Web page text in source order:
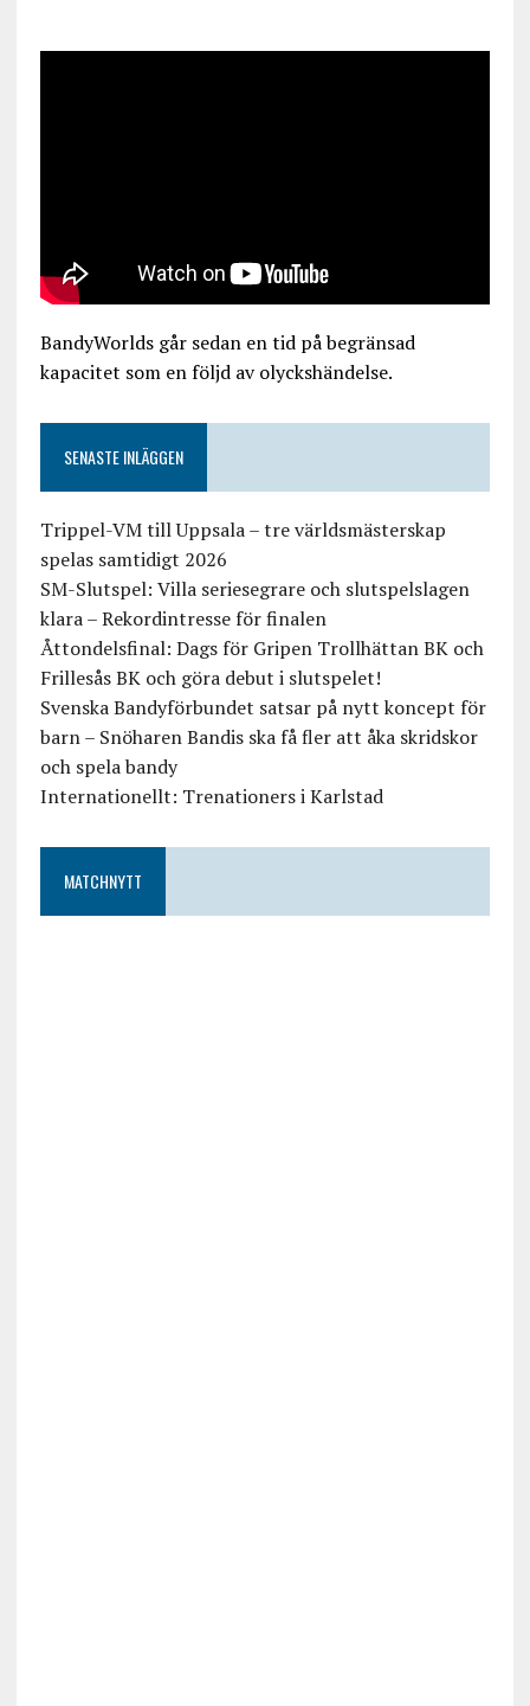
BandyWorlds går sedan en tid på begränsad
kapacitet som en följd av olyckshändelse.
SENASTE INLÄGGEN
Trippel-VM till Uppsala – tre världsmästerskap
spelas samtidigt 2026
SM-Slutspel: Villa seriesegrare och slutspelslagen
klara – Rekordintresse för finalen
Åttondelsfinal: Dags för Gripen Trollhättan BK och
Frillesås BK och göra debut i slutspelet!
Svenska Bandyförbundet satsar på nytt koncept för
barn – Snöharen Bandis ska få fler att åka skridskor
och spela bandy
Internationellt: Trenationers i Karlstad
MATCHNYTT